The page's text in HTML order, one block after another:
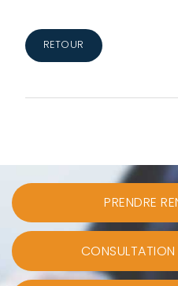
RETOUR
PRENDRE
CONSULTATION